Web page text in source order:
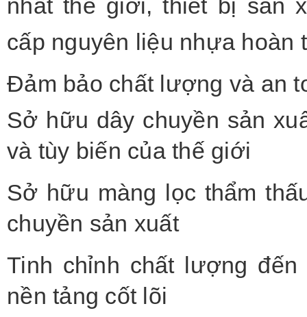
nhất thế giới, thiết bị sản
cấp nguyên liệu nhựa hoàn
Đảm bảo chất lượng và an
Sở hữu dây chuyền sản
và tùy biến của thế giới
Sở hữu màng lọc thẩm
chuyền sản xuất
Tinh chỉnh chất lượng
nền tảng cốt lõi